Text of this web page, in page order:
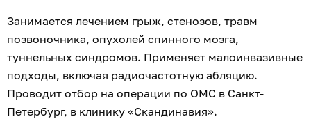
Занимается лечением грыж, стенозов, травм
позвоночника, опухолей спинного мозга,
туннельных синдромов. Применяет малоинвазивные
подходы, включая радиочастотную абляцию.
Проводит отбор на операции по ОМС в Санкт-
Петербург, в клинику «Скандинавия».